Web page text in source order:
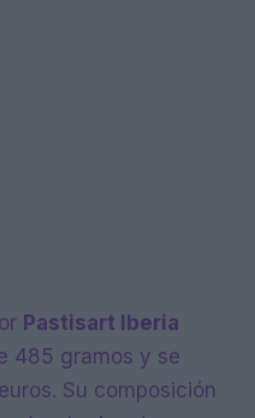
Pastisart Iberia
485 gramos y se
Su composición